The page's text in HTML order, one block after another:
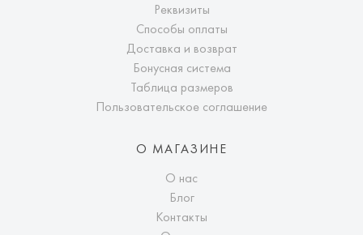
Реквизиты
Способы оплаты
Доставка и возврат
Бонусная система
Таблица размеров
Пользовательское соглашение
О МАГАЗИНЕ
О нас
Блог
Контакты